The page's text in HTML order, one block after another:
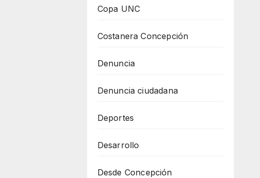
Copa UNC
Costanera Concepción
Denuncia
Denuncia ciudadana
Deportes
Desarrollo
Desde Concepción